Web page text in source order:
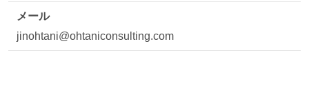
メール
jinohtani@ohtaniconsulting.com